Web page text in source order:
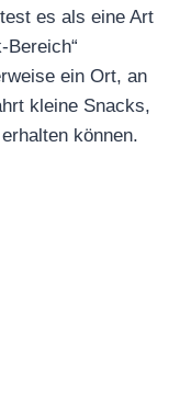
es als eine Art
Bereich“
ein Ort, an
kleine Snacks,
können.